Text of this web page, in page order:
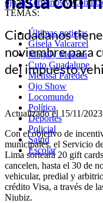
ojo.peTérminos y
TEMAS:
Últimas noticias
Gisela Valcarcel
Magaly Medina
Cuto Guadalupe
Melissa Paredes
Ojo Show
Locomundo
Política
Deportes
Policial
Salud
Escolar
Ciudadanos
noviembre para
del impuesto
Actualizado el 15/11/
Con el objetivo de
municipales, el Servicio
Lima sorteará 20 gift
cancelen, hasta el 30 de
vehicular, predial y
crédito Visa, a través de
Niubiz.